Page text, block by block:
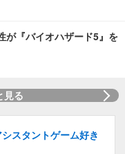
が『バイオハザード5』を
見る
スタントゲーム好き